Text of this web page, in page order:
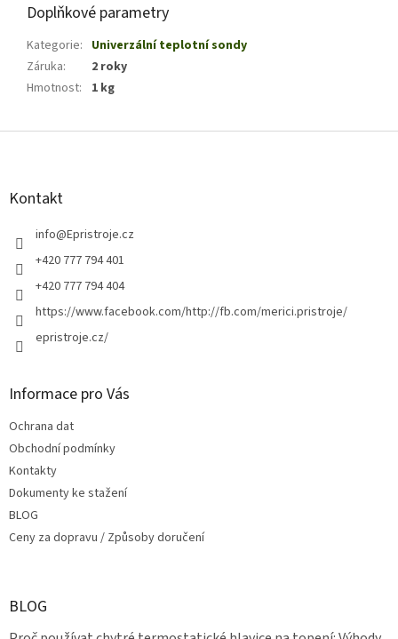
Doplňkové parametry
Kategorie: Univerzální teplotní sondy
Záruka:
2 roky
Hmotnost: 1 kg
Z
Kontakt
info@Epristroje.cz
+420 777 794 401
+420 777 794 404
https://www.facebook.com/http://fb.com/merici.pristroje/
epristroje.cz/
Informace pro Vás
Ochrana dat
Obchodní podmínky
Kontakty
Dokumenty ke stažení
BLOG
Ceny za dopravu / Způsoby doručení
BLOG